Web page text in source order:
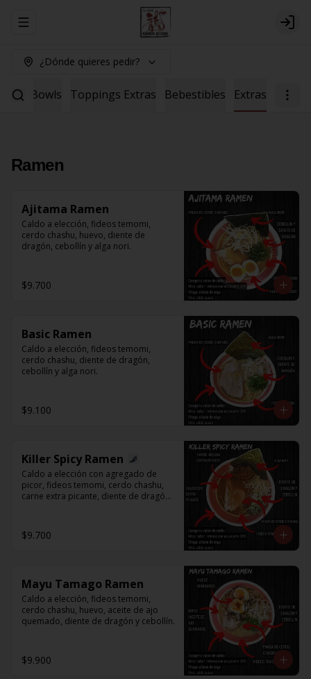
Abrir menu de navegación Login
¿Dónde quieres pedir?
Bowls Toppings Extras Bebestibles Extras
Ramen
Ajitama Ramen
Caldo a elección, fideos temomi,
cerdo chashu, huevo, diente de
dragón, cebollín y alga nori.
$9.700
Basic Ramen
Caldo a elección, fideos temomi,
cerdo chashu, diente de dragón,
cebollín y alga nori.
$9.100
Killer Spicy Ramen
Caldo a elección con agregado de
picor, fideos temomi, cerdo chashu,
carne extra picante, diente de dragón,
$9.700
Mayu Tamago Ramen
Caldo a elección, fideos temomi,
cerdo chashu, huevo, aceite de ajo
quemado, diente de dragón y cebollín.
$9.900